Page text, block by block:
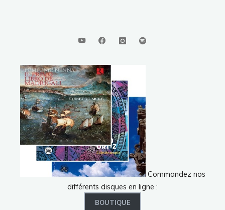
Commandez nos
différents disques en ligne :
BOUTIQUE